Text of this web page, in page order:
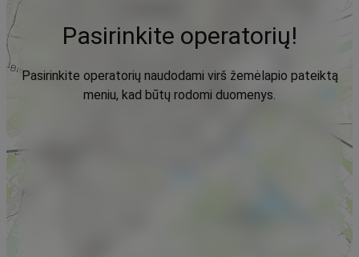
Pasirinkite operatorių!
Pasirinkite operatorių naudodami virš žemėlapio pateiktą
meniu, kad būtų rodomi duomenys.